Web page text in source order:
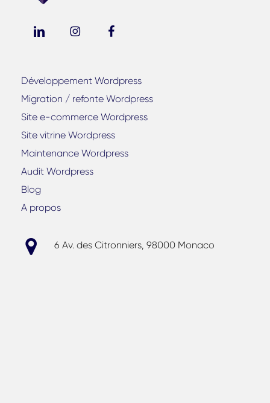
Développement Wordpress
Migration / refonte Wordpress
Site e-commerce Wordpress
Site vitrine Wordpress
Maintenance Wordpress
Audit Wordpress
Blog
A propos
6 Av. des Citronniers, 98000 Monaco